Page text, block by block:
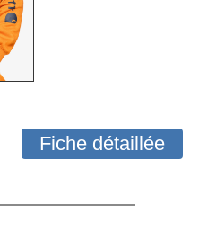
Fiche détaillée